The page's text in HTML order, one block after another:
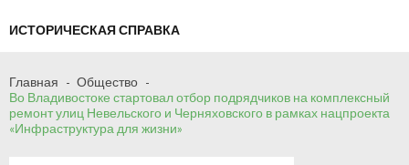
ИСТОРИЧЕСКАЯ СПРАВКА
Владивостоке: как быстро вернуть комфорт
в дом и из...
06.08.2026
Мобильная реклама на общественном
Главная
Общество
Во Владивостоке стартовал отбор подрядчиков на комплексный
ремонт улиц Невельского и Черняховского в рамках нацпроекта
«Инфраструктура для жизни»